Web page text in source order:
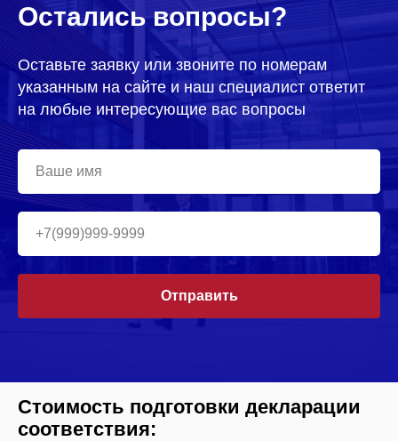
Остались вопросы?
Оставьте заявку или звоните по номерам
указанным на сайте и наш специалист ответит
на любые интересующие вас вопросы
Отправить
Стоимость подготовки декларации
соответствия: